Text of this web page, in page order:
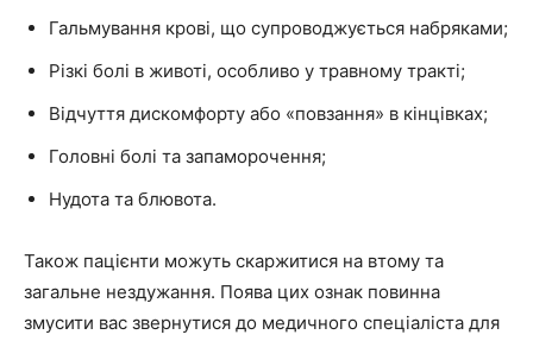
Гальмування крові, що супроводжується набряками;
Різкі болі в животі, особливо у травному тракті;
Відчуття дискомфорту або «повзання» в кінцівках;
Головні болі та запаморочення;
Нудота та блювота.
Також пацієнти можуть скаржитися на втому та
загальне нездужання. Поява цих ознак повинна
змусити вас звернутися до медичного спеціаліста для